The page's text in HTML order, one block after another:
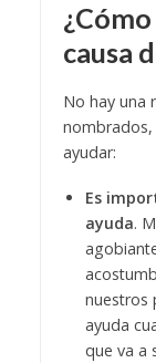
causa
No hay una
ayudar:
Es
ayuda.
nuestros
ayuda
que va a